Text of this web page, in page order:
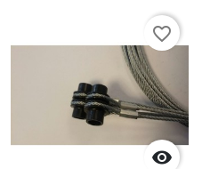

favorite_border